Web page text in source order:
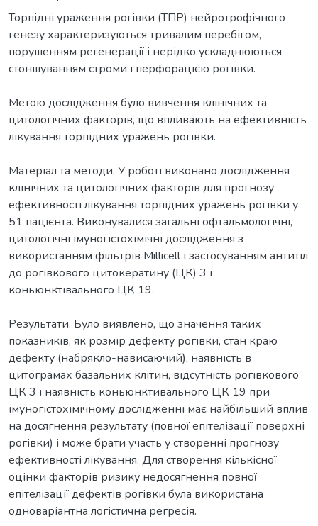
Торпідні ураження рогівки (ТПР) нейротрофічного
генезу характеризуються тривалим перебігом,
порушенням регенерації і нерідко ускладнюються
стоншуванням строми і перфорацією рогівки.
Метою дослідження було вивчення клінічних та
цитологічних факторів, що впливають на ефективність
лікування торпідних уражень рогівки.
Матеріал та методи. У роботі виконано дослідження
клінічних та цитологічних факторів для прогнозу
ефективності лікування торпідних уражень рогівки у
51 пацієнта. Виконувалися загальні офтальмологічні,
цитологічні імуногістохімічні дослідження з
використанням фільтрів Millicell і застосуванням антитіл
до рогівкового цитокератину (ЦК) 3 і
коньюнктівального ЦК 19.
Результати. Було виявлено, що значення таких
показників, як розмір дефекту рогівки, стан краю
дефекту (набрякло-нависаючий), наявність в
цитограмах базальних клітин, відсутність рогівкового
ЦК 3 і наявність коньюнктивального ЦК 19 при
імуногістохімічному дослідженні має найбільший вплив
на досягнення результату (повної епітелізації поверхні
рогівки) і може брати участь у створенні прогнозу
ефективності лікування. Для створення кількісної
оцінки факторів ризику недосягнення повної
епітелізації дефектів рогівки була використана
одноваріантна логістична регресія.